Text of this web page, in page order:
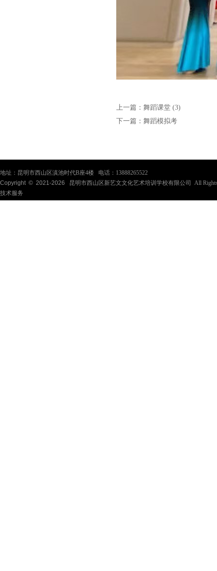
上一篇： 舞蹈课堂 (3)
下一篇： 舞蹈模拟考
地址：昆明市西山区滇池时代B座4楼 电话：13888265522
Copyright © 2021-2026
昆明市西山区新艺文文化艺术培训学校有限公司 All
技术服务